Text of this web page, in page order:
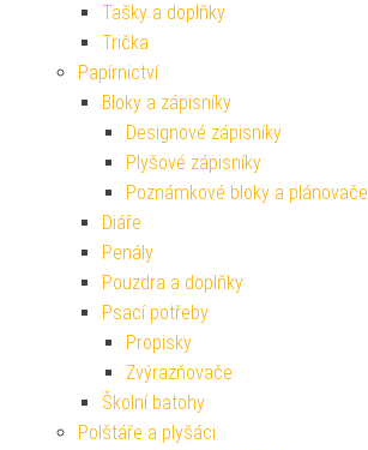
Tašky a doplňky
Trička
Papírnictví
Bloky a zápisníky
Designové zápisníky
Plyšové zápisníky
Poznámkové bloky a plánovače
Diáře
Penály
Pouzdra a doplňky
Psací potřeby
Propisky
Zvýrazňovače
Školní batohy
Polštáře a plyšáci